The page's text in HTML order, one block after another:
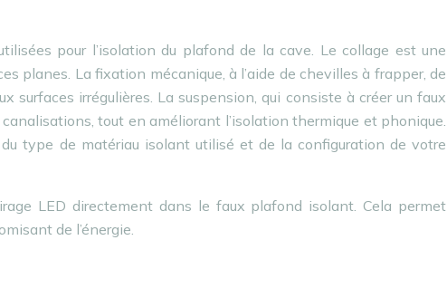
pour l’isolation du plafond de la cave. Le collage est une
planes. La fixation mécanique, à l’aide de chevilles à frapper, de
surfaces irrégulières. La suspension, qui consiste à créer un faux
tout en améliorant l’isolation thermique et phonique.
type de matériau isolant utilisé et de la configuration de votre
LED directement dans le faux plafond isolant. Cela permet
de l’énergie.